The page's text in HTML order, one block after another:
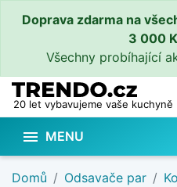
Doprava zdarma na
3 000
Všechny probíhající
20 let vybavujeme vaše kuchyně
 MENU
Domů Odsavače par